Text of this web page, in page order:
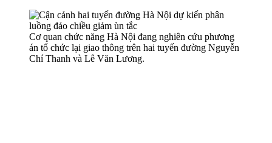
Cơ quan chức năng Hà Nội đang nghiên cứu phương
án tổ chức lại giao thông trên hai tuyến đường Nguyễn
Chí Thanh và Lê Văn Lương.